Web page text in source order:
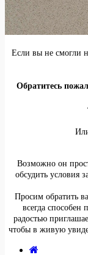
Если вы не смогли
Обратитесь
Возможно он
обсудить условия
Просим обратить
всегда способен
радостью
чтобы в живую